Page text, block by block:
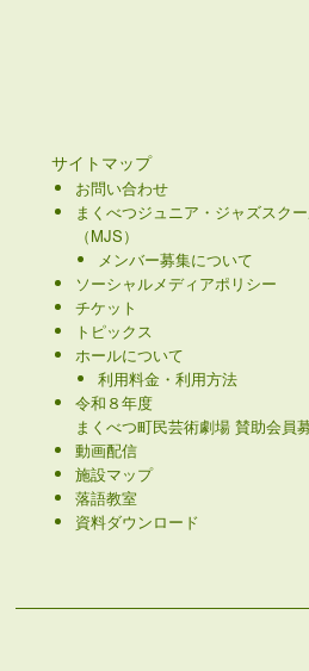
サイトマップ
お問い合わせ
まくべつジュニア・ジャズスク
（MJS）
メンバー募集について
ソーシャルメディアポリシー
チケット
トピックス
ホールについて
利用料金・利用方法
令和８年度
まくべつ町民芸術劇場 賛助会員
動画配信
施設マップ
落語教室
資料ダウンロード